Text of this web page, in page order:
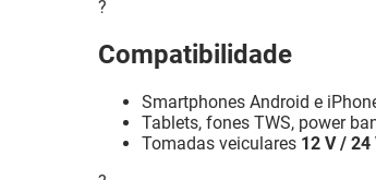
?
Compatibilidade
Smartphones Android e
Tablets, fones TWS, power
Tomadas veiculares 12 V / 24